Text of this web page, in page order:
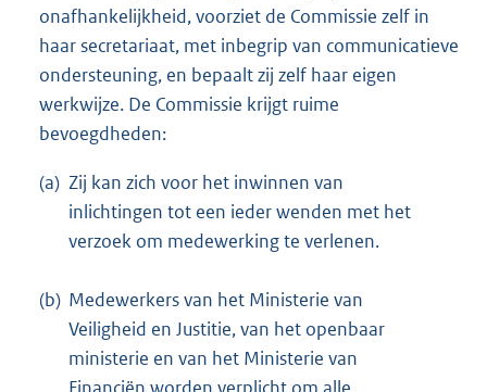
onafhankelijkheid, voorziet de Commissie zelf in
haar secretariaat, met inbegrip van communicatieve
ondersteuning, en bepaalt zij zelf haar eigen
werkwijze. De Commissie krijgt ruime
bevoegdheden:
(a) Zij kan zich voor het inwinnen van
inlichtingen tot een ieder wenden met het
verzoek om medewerking te verlenen.
(b) Medewerkers van het Ministerie van
Veiligheid en Justitie, van het openbaar
ministerie en van het Ministerie van